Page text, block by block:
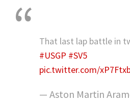
That last lap battle in
#USGP #SV5
pic.twitter.com/
— Aston Martin